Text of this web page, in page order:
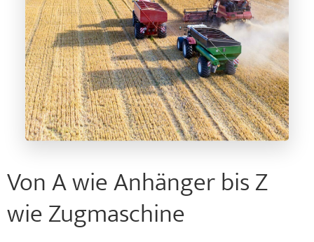
Von A wie Anhänger bis Z
wie Zugmaschine